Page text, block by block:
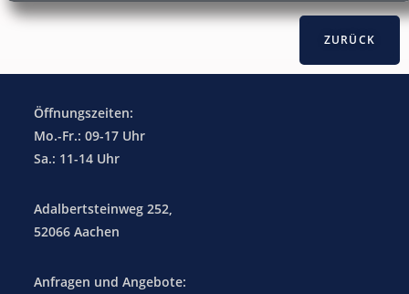
Öffnungszeiten:
Mo.-Fr.: 09-17 Uhr
Sa.: 11-14 Uhr
Adalbertsteinweg 252,
52066 Aachen
Anfragen und Angebote: